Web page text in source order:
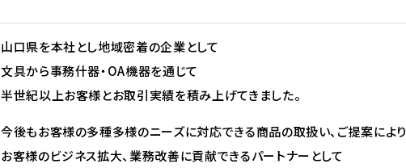
山口県を本社とし地域密着の企業として
文具から事務什器・OA機器を通じて
半世紀以上お客様とお取引実績を積み上げてきました。
今後もお客様の多種多様のニーズに対応できる商品の取扱い、ご提案により
お客様のビジネス拡大、業務改善に貢献できるパートナーとして